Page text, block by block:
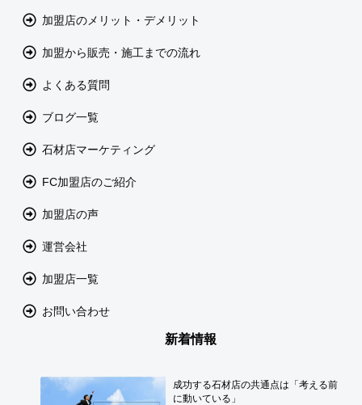
加盟店のメリット・デメリット
加盟から販売・施工までの流れ
よくある質問
ブログ一覧
石材店マーケティング
FC加盟店のご紹介
加盟店の声
運営会社
加盟店一覧
お問い合わせ
新着情報
成功する石材店の共通点は「考える前
に動いている」